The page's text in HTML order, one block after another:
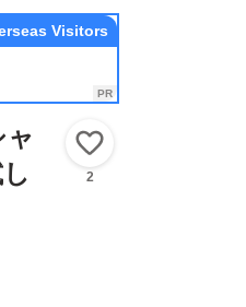
Visitors
2